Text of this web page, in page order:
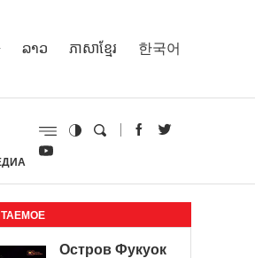
ລາວ ភាសាខ្មែរ 한국어
Остров Фукуок